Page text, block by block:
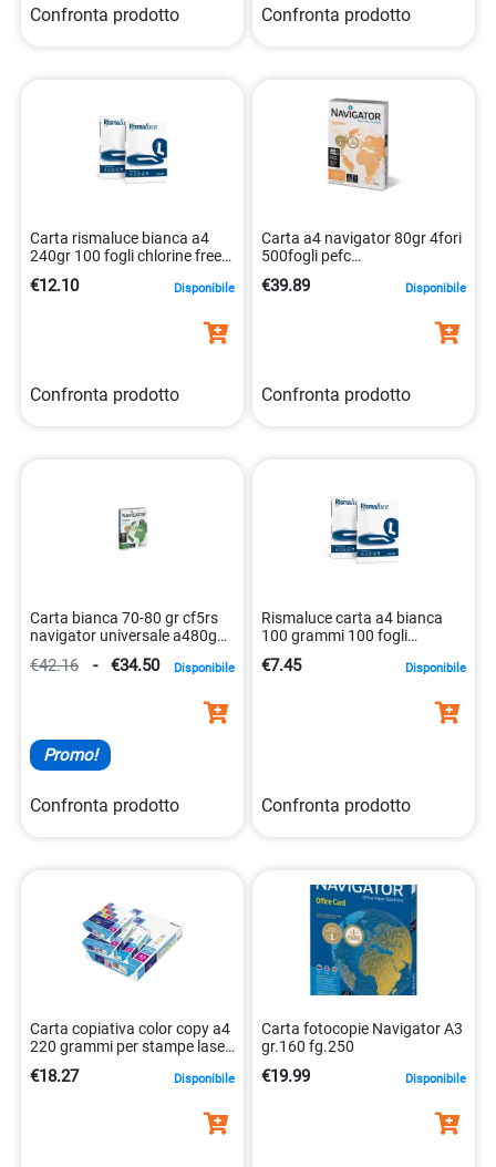
Confronta prodotto Confronta prodotto
Carta rismaluce bianca a4
240gr 100 fogli chlorine free
€12.10 Disponibile
Confronta prodotto
Carta a4 navigator 80gr 4fori
500fogli pefc
€39.89 Disponibile
Confronta prodotto
Carta bianca 70-80 gr cf5rs
navigator universale a480g
€42.16 - €34.50 Disponibile
Promo!
Confronta prodotto
Rismaluce carta a4 bianca
100 grammi 100 fogli
€7.45 Disponibile
Confronta prodotto
Carta copiativa color copy a4
220 grammi per stampe laser
€18.27 Disponibile
Carta fotocopie Navigator A3
gr.160 fg.250
€19.99 Disponibile